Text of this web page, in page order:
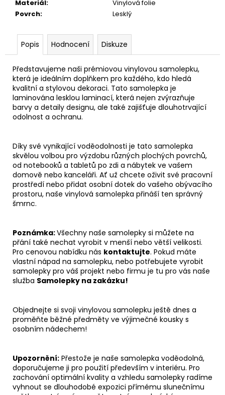
Materiál:
Vinylová folie
Povrch: Lesklý
Popis Hodnocení Diskuze
Představujeme naši prémiovou vinylovou samolepku,
která je ideálním doplňkem pro každého, kdo hledá
kvalitní a stylovou dekoraci. Tato samolepka je
laminována lesklou laminací, která nejen zvýrazňuje
barvy a detaily designu, ale také zajišťuje dlouhotrvající
odolnost a ochranu.
Díky své vynikající voděodolnosti je tato samolepka
skvělou volbou pro výzdobu různých plochých povrchů,
od notebooků a tabletů po zdi a nábytek ve vašem
domově nebo kanceláři. Ať už chcete oživit své pracovní
prostředí nebo přidat osobní dotek do vašeho obývacího
prostoru, naše vinylová samolepka přináší ten správný
šmrnc.
Poznámka:Všechny naše samolepky si můžete na
přání také nechat vyrobit v menší nebo větší velikosti.
Pro cenovou nabídku nás kontaktujte. Pokud máte
vlastní nápad na samolepku, nebo potřebujete vyrobit
samolepky pro váš projekt nebo firmu je tu pro vás naše
služba Samolepky na zakázku!
Objednejte si svoji vinylovou samolepku ještě dnes a
proměňte běžné předměty ve výjimečné kousky s
osobním nádechem!
Upozornění: Přestože je naše samolepka voděodolná,
doporučujeme ji pro použití především v interiéru. Pro
zachování optimální kvality a vzhledu samolepky radíme
vyhnout se dlouhodobé expozici přímému slunečnímu
49
Kč